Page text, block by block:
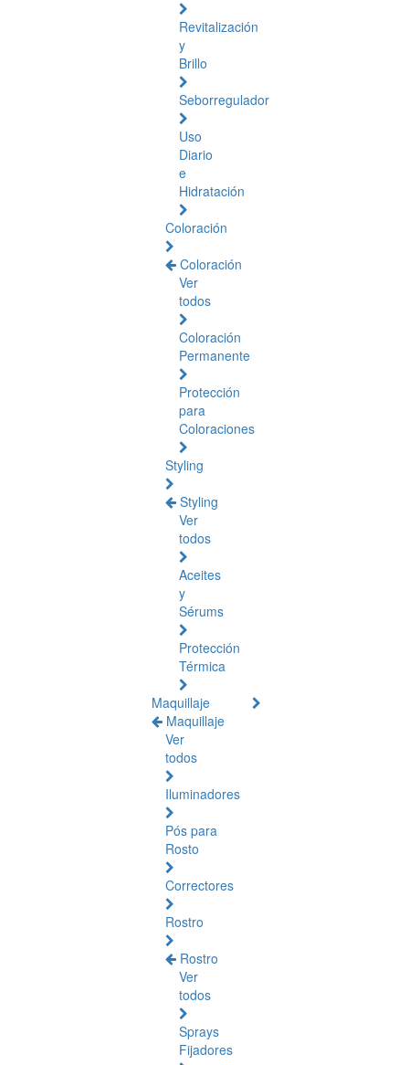
Revitalización
y
Brillo
Seborregulador
Uso
Diario
e
Hidratación
Coloración
Coloración
Ver
todos
Coloración
Permanente
Protección
para
Coloraciones
Styling
Styling
Ver
todos
Aceites
y
Sérums
Protección
Térmica
Maquillaje
Maquillaje
Ver
todos
Iluminadores
Pós para
Rosto
Correctores
Rostro
Rostro
Ver
todos
Sprays
Fijadores